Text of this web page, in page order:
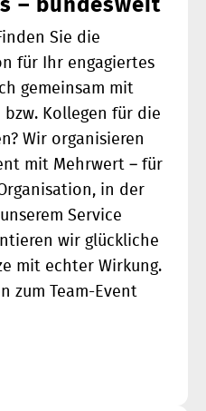
– bundesweit
Sie die
für Ihr engagiertes
gemeinsam mit
Kollegen für die
Wir organisieren
mit Mehrwert – für
in der
Service
wir glückliche
mit echter Wirkung.
zum Team-Event